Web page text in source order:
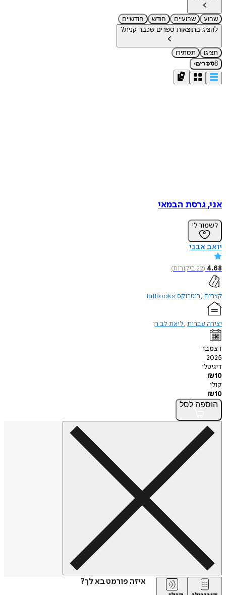
שבוע שבועיים חודש
חודשיים
להציג בתוצאות ספרים שכבר קנית?
תציגו
תסתירו
8ספרים›
אני, גרסת הבמאי
לשמור לי
יואב אבני
4.68
(
22ביקורות)
קצרים ביטבוקס BitBooks
יצירה עברית ליאת לב רן
דצמבר
2025
דיגיטלי
₪10
קולי
₪10
הוספה לסל
איזה פורמט בא לך?